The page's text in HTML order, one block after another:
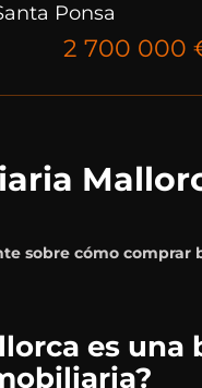
Ponsa
2 700 000
sobre cómo comprar
es una